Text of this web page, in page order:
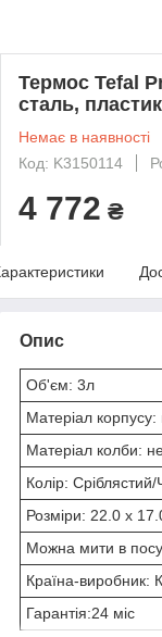
Термос Tefal
сталь,
Немає в наявності
Код: K3150114
4 772 ₴
Опис
Об'єм: 3л
Матеріал
Матеріал колби:
Колір:
Розміри: 22.0 x
Можна мити в
Країна-виробник:
Гарантія:24 міс